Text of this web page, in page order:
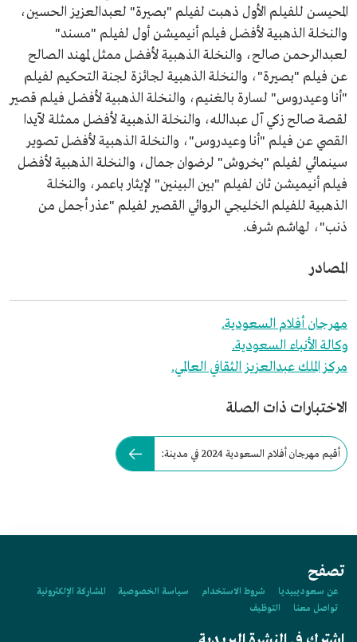
المحيسن للفيلم الأول ذهبت لفيلم "بصيرة" لعبدالعزيز الحسين،
والنخلة الذهبية لأفضل فيلم أنيميشن أول لفيلم "مسند"
لعبدالرحمن صالح، والنخلة الذهبية لأفضل ممثل لمهند الصالح
عن فيلم "بصيرة"، والنخلة الذهبية لجائزة لجنة التحكيم لفيلم
"أنا وعيدروس" لسارة بالغنيم، والنخلة الذهبية لأفضل فيلم قصير
لقصة صالح زكي آل عبدالله، والنخلة الذهبية لأفضل ممثلة لآيدا
القصي عن فيلم "أنا وعيدروس"، والنخلة الذهبية لأفضل تصوير
سينمائي لفيلم "بخروش" لرضوان جمال، والنخلة الذهبية لأفضل
فيلم أنيميشن ثان لفيلم "بين البينين" لإيثار باعمر، والنخلة
الذهبية للفيلم الخليجي الروائي القصير لفيلم "عذر أجمل من
ذنب"، لهاشم شرف.
المصادر
مهرجان أفلام السعودية.
وكالة الأنباء السعودية.
مركز الملك عبدالعزيز الثقافي العالمي.
الاختبارات ذات الصلة
أقيم مهرجان أفلام السعودية 2024 في مدينة:
تصفح
عن سعوديبيديا شروط الاستخدام سياسة الخصوصية
المشاركة الإلكترونية
تواصل معنا
التوظيف